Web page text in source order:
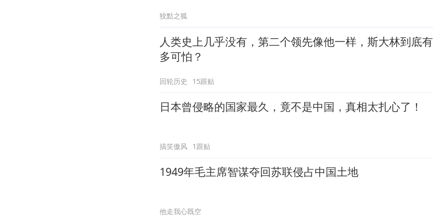
狡黠之狐
人类史上几乎没有，第二个领先像他一样，斯大林到底有
多可怕？
回轮历史 15跟贴
日本曾侵略的国家最久，竟不是中国，真相太扎心了！
搞笑傲风 1跟贴
1949年毛主席智谋夺回苏联侵占中国土地
他走我心既空